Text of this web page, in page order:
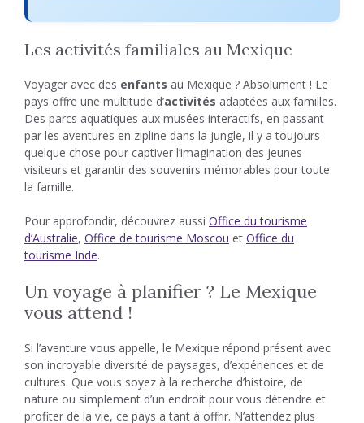
Les activités familiales au Mexique
Voyager avec des enfants au Mexique ? Absolument ! Le
pays offre une multitude d’activités adaptées aux familles.
Des parcs aquatiques aux musées interactifs, en passant
par les aventures en zipline dans la jungle, il y a toujours
quelque chose pour captiver l’imagination des jeunes
visiteurs et garantir des souvenirs mémorables pour toute
la famille.
Pour approfondir, découvrez aussi Office du tourisme
d’Australie, Office de tourisme Moscou et Office du
tourisme Inde.
Un voyage à planifier ? Le Mexique
vous attend !
Si l’aventure vous appelle, le Mexique répond présent avec
son incroyable diversité de paysages, d’expériences et de
cultures. Que vous soyez à la recherche d’histoire, de
nature ou simplement d’un endroit pour vous détendre et
profiter de la vie, ce pays a tant à offrir. N’attendez plus